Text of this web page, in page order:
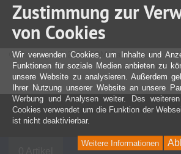
Copyright © 2025 JOM Car Parts & Car
vorbehalten
Zustimmung zur
von Cookies
Wir verwenden Cookies, um Inhalte und
Funktionen für soziale Medien anbieten zu
unsere Website zu analysieren. Außerdem
Ihrer Nutzung unserer Website an unsere
Werbung und Analysen weiter. Des
Cookies verwendet um die Funktion der
ist nicht deaktivierbar.
Weitere Informationen